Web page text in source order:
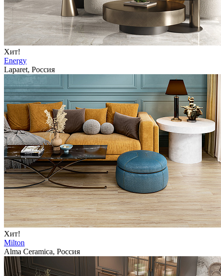
Хит!
Energy
Laparet, Россия
Хит!
Milton
Alma Ceramica, Россия